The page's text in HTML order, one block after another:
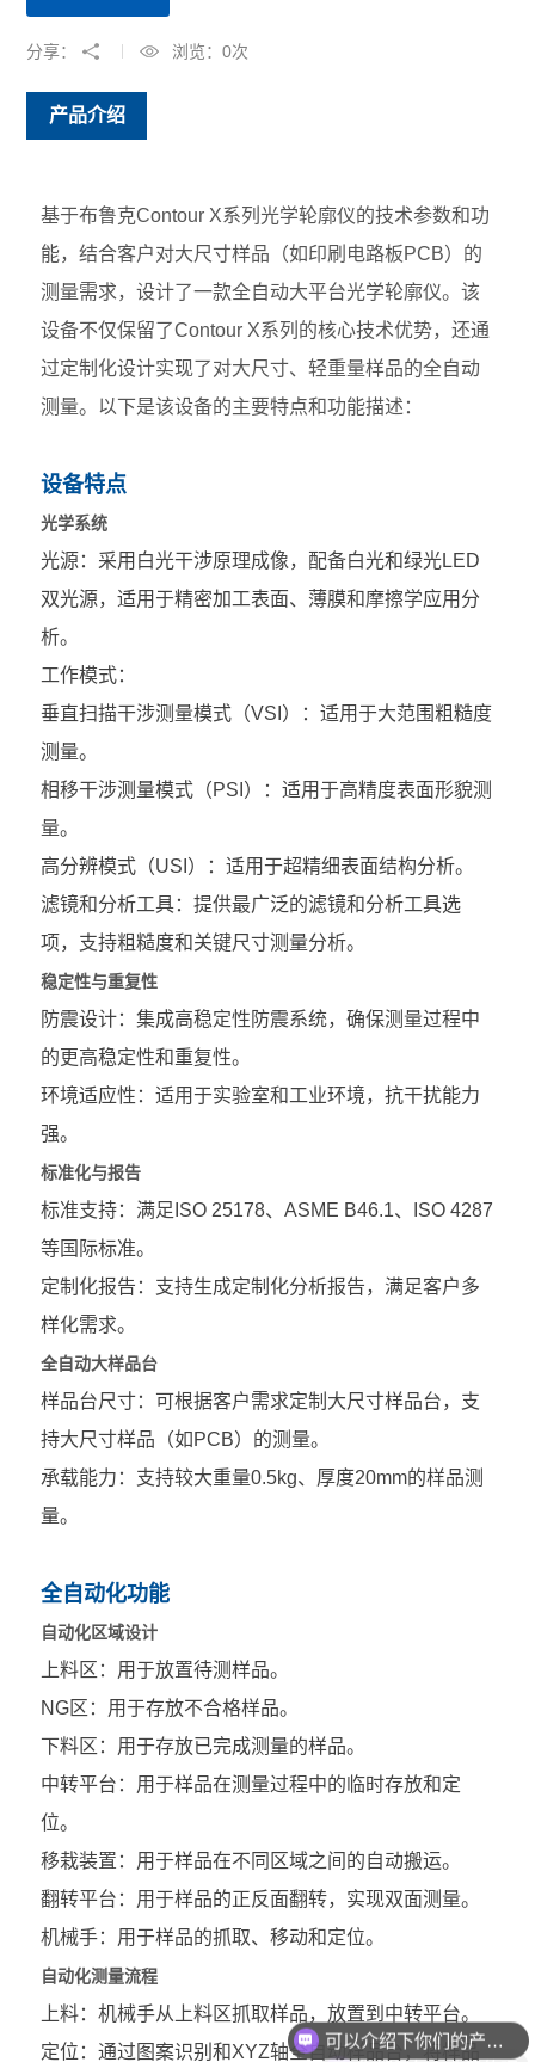
分享： 浏览：0次
产品介绍
基于布鲁克Contour X系列光学轮廓仪的技术参数和功
能，结合客户对大尺寸样品（如印刷电路板PCB）的
测量需求，设计了一款全自动大平台光学轮廓仪。该
设备不仅保留了Contour X系列的核心技术优势，还通
过定制化设计实现了对大尺寸、轻重量样品的全自动
测量。以下是该设备的主要特点和功能描述：
设备特点
光学系统
光源：采用白光干涉原理成像，配备白光和绿光LED
双光源，适用于精密加工表面、薄膜和摩擦学应用分
析。
工作模式：
垂直扫描干涉测量模式（VSI）：适用于大范围粗糙度
测量。
相移干涉测量模式（PSI）：适用于高精度表面形貌测
量。
高分辨模式（USI）：适用于超精细表面结构分析。
滤镜和分析工具：提供最广泛的滤镜和分析工具选
项，支持粗糙度和关键尺寸测量分析。
稳定性与重复性
防震设计：集成高稳定性防震系统，确保测量过程中
的更高稳定性和重复性。
环境适应性：适用于实验室和工业环境，抗干扰能力
强。
标准化与报告
标准支持：满足ISO 25178、ASME B46.1、ISO 4287
等国际标准。
定制化报告：支持生成定制化分析报告，满足客户多
样化需求。
全自动大样品台
样品台尺寸：可根据客户需求定制大尺寸样品台，支
持大尺寸样品（如PCB）的测量。
承载能力：支持较大重量0.5kg、厚度20mm的样品测
量。
全自动化功能
自动化区域设计
上料区：用于放置待测样品。
NG区：用于存放不合格样品。
下料区：用于存放已完成测量的样品。
中转平台：用于样品在测量过程中的临时存放和定
位。
移栽装置：用于样品在不同区域之间的自动搬运。
翻转平台：用于样品的正反面翻转，实现双面测量。
机械手：用于样品的抓取、移动和定位。
自动化测量流程
上料：机械手从上料区抓取样品，放置到中转平台。
定位：通过图案识别和XYZ轴全自动样品台，将样品
你们是怎么收费的呢